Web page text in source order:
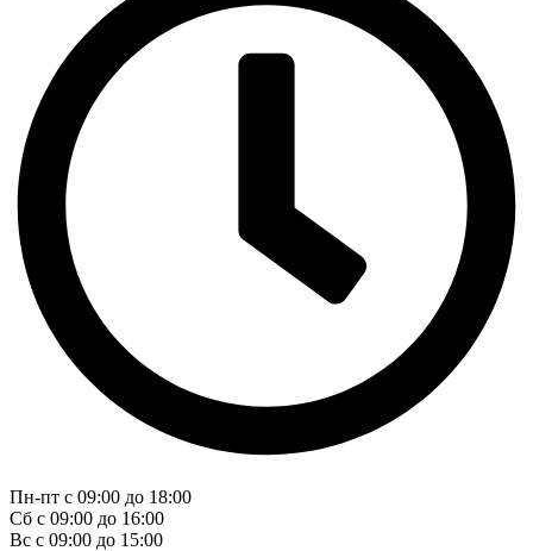
Пн-пт с 09:00 до 18:00
Сб с 09:00 до 16:00
Вс с 09:00 до 15:00